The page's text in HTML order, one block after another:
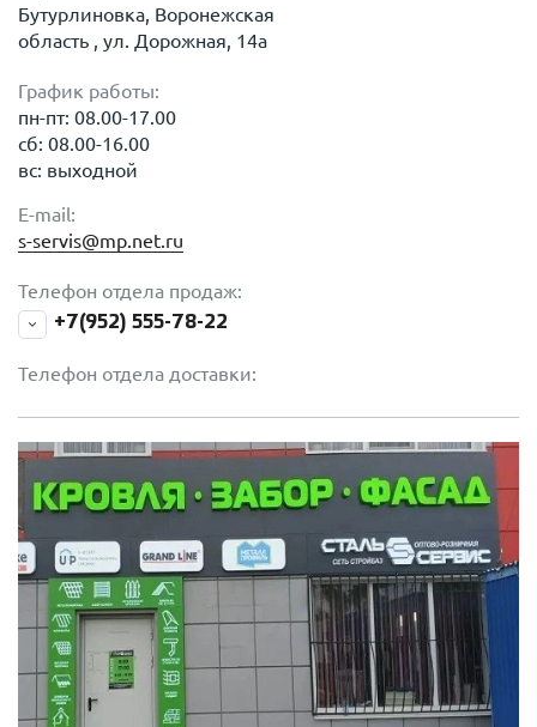
Бутурлиновка, Воронежская
область , ул. Дорожная, 14а
График работы:
пн-пт: 08.00-17.00
сб: 08.00-16.00
вс: выходной
E-mail:
s-servis@mp.net.ru
Телефон отдела продаж:
+7(952) 555-78-22
Телефон отдела доставки: